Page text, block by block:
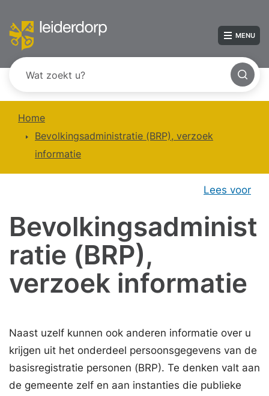
MENU
Home
Bevolkingsadministratie (BRP), verzoek
informatie
Lees voor
Bevolkingsadminist
ratie (BRP),
verzoek informatie
Naast uzelf kunnen ook anderen informatie over u
krijgen uit het onderdeel persoonsgegevens van de
basisregistratie personen (BRP). Te denken valt aan
de gemeente zelf en aan instanties die publieke